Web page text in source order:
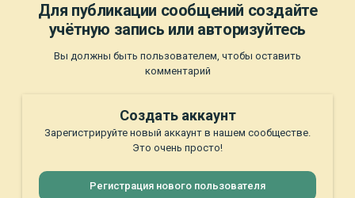
Для публикации сообщений создайте
учётную запись или авторизуйтесь
Вы должны быть пользователем, чтобы оставить
комментарий
Создать аккаунт
Зарегистрируйте новый аккаунт в нашем сообществе.
Это очень просто!
Регистрация нового пользователя